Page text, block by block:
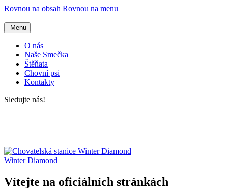
Rovnou na obsah Rovnou na menu
Menu
O nás
Naše Smečka
Štěňata
Chovní psi
Kontakty
Sledujte nás!
Winter Diamond
Vítejte na oficiálních stránkách